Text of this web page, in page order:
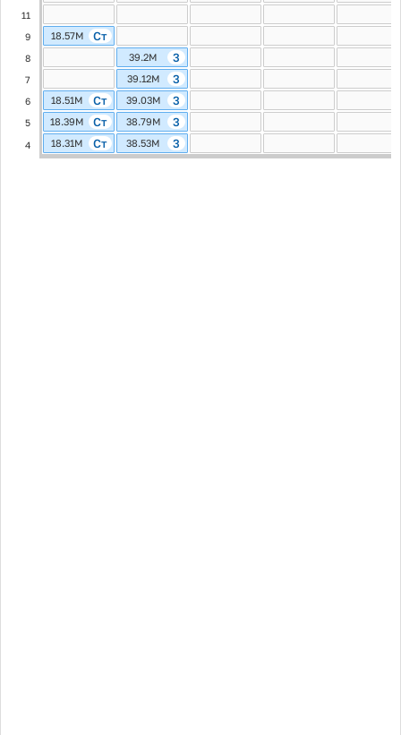
11
9
Ст
18.57M
8 3
39.2M
7 3
39.12M
6 Ст
18.51M 3
39.03M
5 Ст
18.39M 3
38.79M
4 Ст
18.31M 3
38.53M